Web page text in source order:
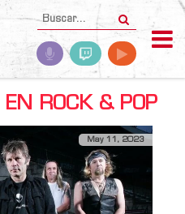
ROCK & POP
May 11, 2023